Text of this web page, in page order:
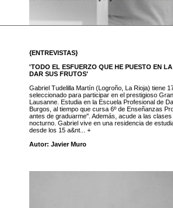
{ENTREVISTAS}
'TODO EL ESFUERZO QUE HE PUESTO EN
DAR SUS FRUTOS'
Gabriel Tudelilla Martín (Logroño, La Rioja) tiene
seleccionado para participar en el prestigioso
Lausanne. Estudia en la Escuela Profesional de
Burgos, al tiempo que cursa 6º de Enseñanzas
antes de graduarme". Además, acude a las clases
nocturno. Gabriel vive en una residencia de
desde los 15 a&nt... +
Autor: Javier Muro